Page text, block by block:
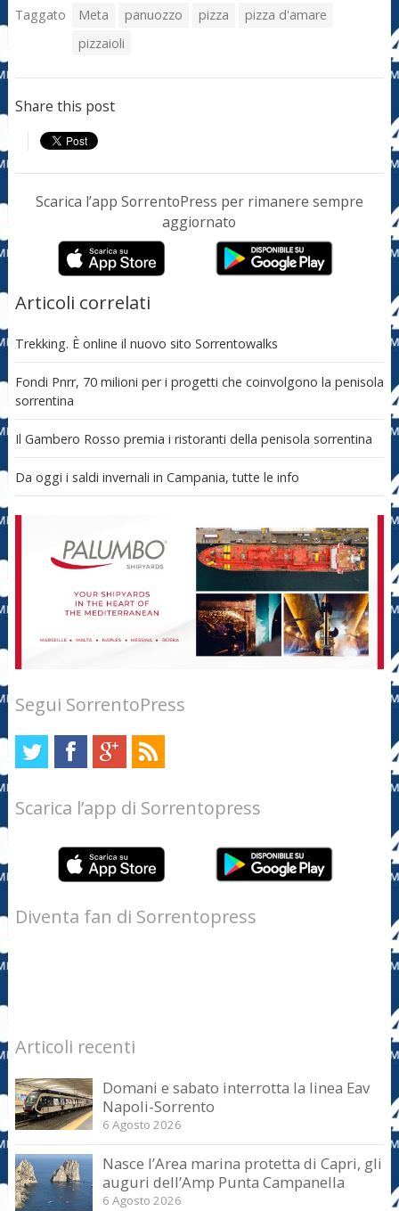
Taggato Meta panuozzo pizza
pizza d'amare
pizzaioli
Share this post
Scarica l’app SorrentoPress per rimanere sempre
aggiornato
Articoli correlati
Trekking. È online il nuovo sito Sorrentowalks
Fondi Pnrr, 70 milioni per i progetti che coinvolgono la penisola
sorrentina
Il Gambero Rosso premia i ristoranti della penisola sorrentina
Da oggi i saldi invernali in Campania, tutte le info
Segui SorrentoPress
Scarica l’app di Sorrentopress
Diventa fan di Sorrentopress
Articoli recenti
Domani e sabato interrotta la linea Eav
Napoli-Sorrento
6 Agosto 2026
Nasce l’Area marina protetta di Capri, gli
auguri dell’Amp Punta Campanella
6 Agosto 2026